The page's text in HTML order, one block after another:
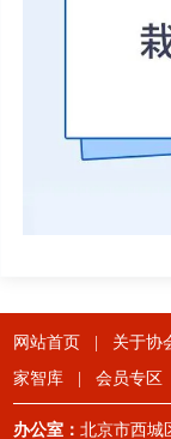
网站首页 | 关于协
家智库
| 会员专区
办公室：北京市西城